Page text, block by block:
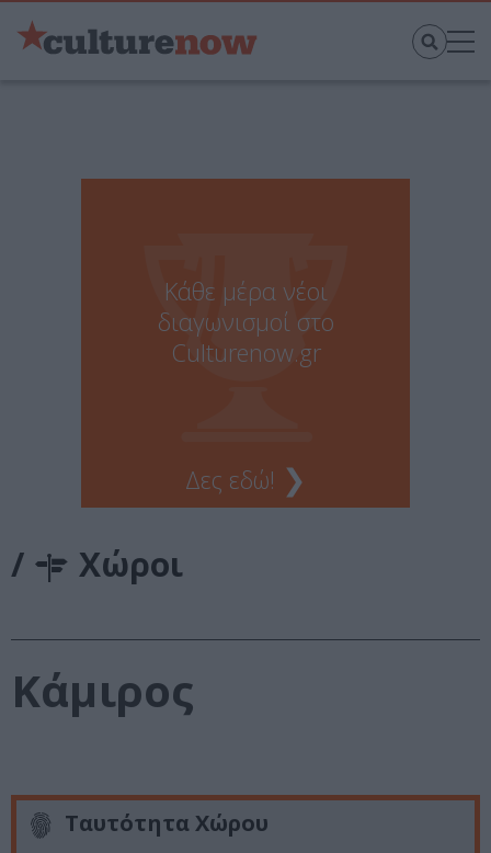
Κάθε μέρα νέοι
διαγωνισμοί στο
Culturenow.gr
Δες εδώ! ❯
/ Χώροι
Κάμιρος
Ταυτότητα Χώρου